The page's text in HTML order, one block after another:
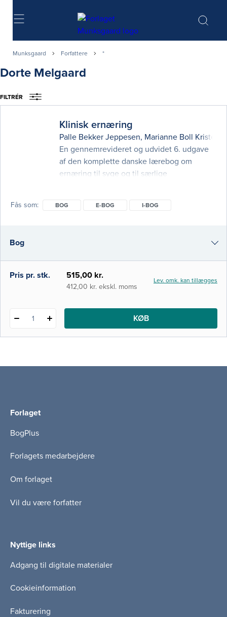
Søg
Munksgaard Forfattere *
Dorte Melgaard
FILTRÉR
Klinisk ernæring
Palle Bekker Jeppesen, Marianne Boll
En gennemrevideret og udvidet 6. udgave
af den komplette danske lærebog om
ernæring til syge og til særlige
sygeplejerske, kan du anvende denne bog,
patienternes evne til at spise og drikke,
hvilket kan få alvorlige konsekv
Fås som BOG E-BOG I-BOG
Bog
e-bog
Pris pr. stk. 515,00 kr.
412,00 kr. ekskl. moms
Lev. omk. kan tillægges
1 KØB
Forlaget
BogPlus
Forlagets medarbejdere
Om forlaget
Vil du være forfatter
Nyttige links
Adgang til digitale materialer
Cookieinformation
Fakturering